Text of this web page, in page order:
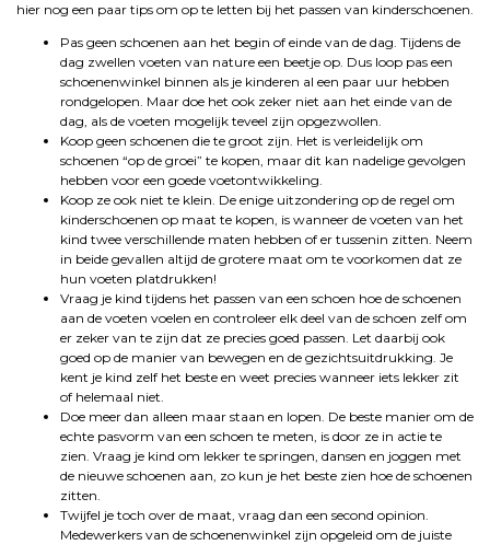
hier nog een paar tips om op te letten bij het passen van kinderschoenen.
Pas geen schoenen aan het begin of einde van de dag. Tijdens de
dag zwellen voeten van nature een beetje op. Dus loop pas een
schoenenwinkel binnen als je kinderen al een paar uur hebben
rondgelopen. Maar doe het ook zeker niet aan het einde van de
dag, als de voeten mogelijk teveel zijn opgezwollen.
Koop geen schoenen die te groot zijn. Het is verleidelijk om
schoenen “op de groei” te kopen, maar dit kan nadelige gevolgen
hebben voor een ​​goede voetontwikkeling.
Koop ze ook niet te klein. De enige uitzondering op de regel om
kinderschoenen op maat te kopen, is wanneer de voeten van het
kind twee verschillende maten hebben of er tussenin zitten. Neem
in beide gevallen altijd de grotere maat om te voorkomen dat ze
hun voeten platdrukken!
Vraag je kind tijdens het passen van een schoen hoe de schoenen
aan de voeten voelen en controleer elk deel van de schoen zelf om
er zeker van te zijn dat ze precies goed passen. Let daarbij ook
goed op de manier van bewegen en de gezichtsuitdrukking. Je
kent je kind zelf het beste en weet precies wanneer iets lekker zit
of helemaal niet.
Doe meer dan alleen maar staan ​​en lopen. De beste manier om de
echte pasvorm van een schoen te meten, is door ze in actie te
zien. Vraag je kind om lekker te springen, dansen en joggen met
de nieuwe schoenen aan, zo kun je het beste zien hoe de schoenen
zitten.
Twijfel je toch over de maat, vraag dan een second opinion.
Medewerkers van de schoenenwinkel zijn opgeleid om de juiste